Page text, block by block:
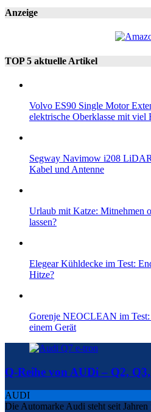
Anzeige
TOP 5 aktuelle Artikel
Volvo ES90 Single Motor
elektrische Oberklasse mit viel
Segway Navimow i208
Kabel und Antenne
Urlaub mit Katze: Mitnehmen
lassen?
Elegear Kühldecke im Test:
Hitze?
Gorenje NEOCLEAN im Test:
einem Gerät
Q-Reihe von AUDi – Q2,
AUDI
Die Automarke Audi steht seit